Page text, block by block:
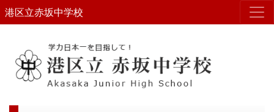
港区立赤坂中学校